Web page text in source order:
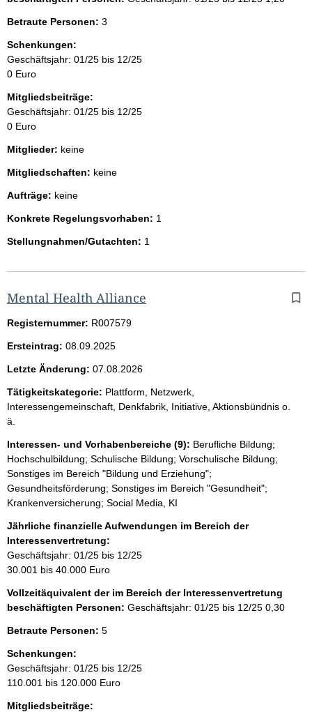
Betraute Personen: 3
Schenkungen:
Geschäftsjahr: 01/25 bis 12/25
0 Euro
Mitgliedsbeiträge:
Geschäftsjahr: 01/25 bis 12/25
0 Euro
Mitglieder: keine
Mitgliedschaften: keine
Aufträge: keine
Konkrete Regelungsvorhaben: 1
Stellungnahmen/Gutachten: 1
Mental Health Alliance
Registernummer: R007579
Ersteintrag: 08.09.2025
Letzte Änderung: 07.08.2026
Tätigkeitskategorie: Plattform, Netzwerk,
Interessengemeinschaft, Denkfabrik, Initiative, Aktionsbündnis o.
ä.
Interessen- und Vorhabenbereiche (9): Berufliche Bildung;
Hochschulbildung; Schulische Bildung; Vorschulische Bildung;
Sonstiges im Bereich "Bildung und Erziehung";
Gesundheitsförderung; Sonstiges im Bereich "Gesundheit";
Krankenversicherung; Social Media, KI
Jährliche finanzielle Aufwendungen im Bereich der
Interessenvertretung:
Geschäftsjahr: 01/25 bis 12/25
30.001 bis 40.000 Euro
Vollzeitäquivalent der im Bereich der Interessenvertretung
beschäftigten Personen: Geschäftsjahr: 01/25 bis 12/25 0,30
Betraute Personen: 5
Schenkungen:
Geschäftsjahr: 01/25 bis 12/25
110.001 bis 120.000 Euro
Mitgliedsbeiträge: